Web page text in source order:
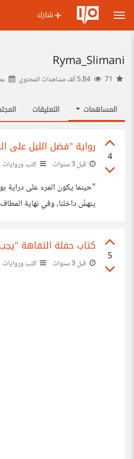
شارك
Ryma_Slimani
المساهمات التعليقات
4
رواية "فضل الليل على
قبل 3 سنوات كتب وروايات
"حينما يكون المرء على دراية
ينهشُ داخلنا، وفي نهاية
5
كتاب حفلة التفاهة
قبل 3 سنوات كتب وروايات